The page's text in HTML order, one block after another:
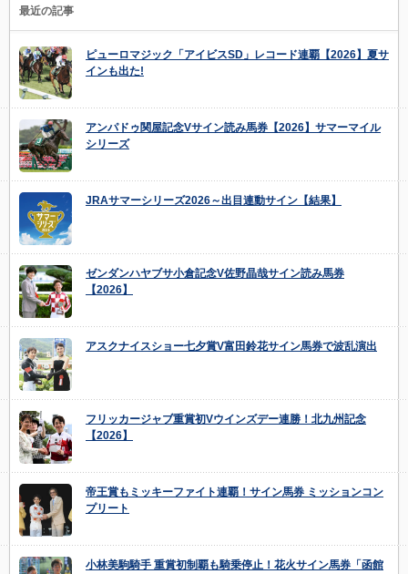
最近の記事
ピューロマジック「アイビスSD」レコード連覇【2026】夏サ
インも出た!
アンパドゥ関屋記念Vサイン読み馬券【2026】サマーマイル
シリーズ
JRAサマーシリーズ2026～出目連動サイン【結果】
ゼンダンハヤブサ小倉記念V佐野晶哉サイン読み馬券
【2026】
アスクナイスショー七夕賞V富田鈴花サイン馬券で波乱演出
フリッカージャブ重賞初Vウインズデー連勝！北九州記念
【2026】
帝王賞もミッキーファイト連覇！サイン馬券 ミッションコン
プリート
小林美駒騎手 重賞初制覇も騎乗停止！花火サイン馬券「函館